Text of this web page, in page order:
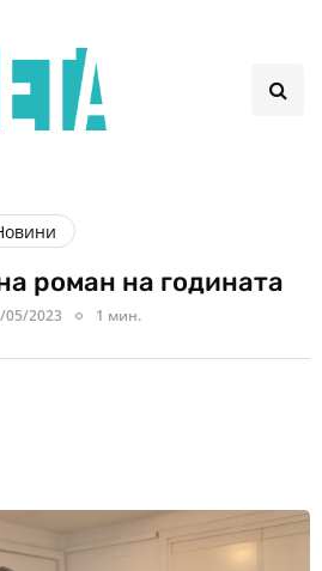
роман на годината
05/2023 1 мин.